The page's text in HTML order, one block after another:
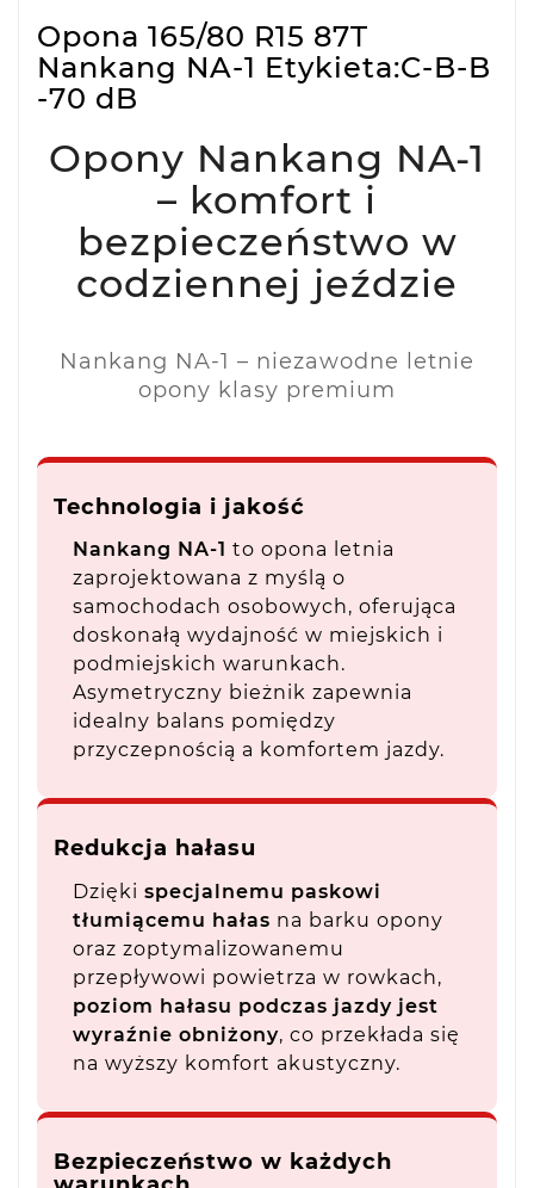
Opona 165/80 R15 87T
Nankang NA-1 Etykieta:C-B-B
-70 dB
Opony Nankang NA-1
– komfort i
bezpieczeństwo w
codziennej jeździe
Nankang NA-1 – niezawodne letnie
opony klasy premium
Technologia i jakość
Nankang NA-1 to opona letnia
zaprojektowana z myślą o
samochodach osobowych, oferująca
doskonałą wydajność w miejskich i
podmiejskich warunkach.
Asymetryczny bieżnik zapewnia
idealny balans pomiędzy
przyczepnością a komfortem jazdy.
Redukcja hałasu
Dzięki specjalnemu paskowi
tłumiącemu hałas na barku opony
oraz zoptymalizowanemu
przepływowi powietrza w rowkach,
poziom hałasu podczas jazdy jest
wyraźnie obniżony, co przekłada się
na wyższy komfort akustyczny.
Bezpieczeństwo w każdych